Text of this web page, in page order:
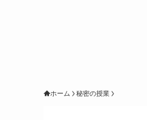
ホーム 秘密の授業